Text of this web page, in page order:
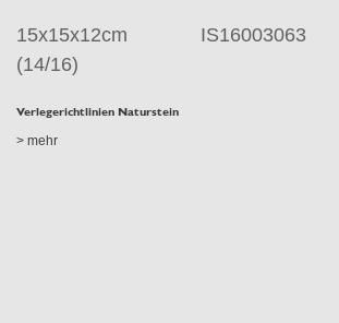
15x15x12cm
(14/16)
IS16003063
Verlegerichtlinien Naturstein
> mehr